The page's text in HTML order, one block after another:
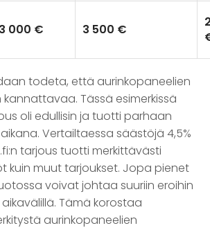
000 € 3 500 €
todeta, että aurinkopaneelien
Tässä esimerkissä
oli edullisin ja tuotti parhaan
Vertailtaessa säästöjä 4,5%
tarjous tuotti merkittävästi
kuin muut tarjoukset. Jopa pienet
voivat johtaa suuriin eroihin
Tämä korostaa
aurinkopaneelien